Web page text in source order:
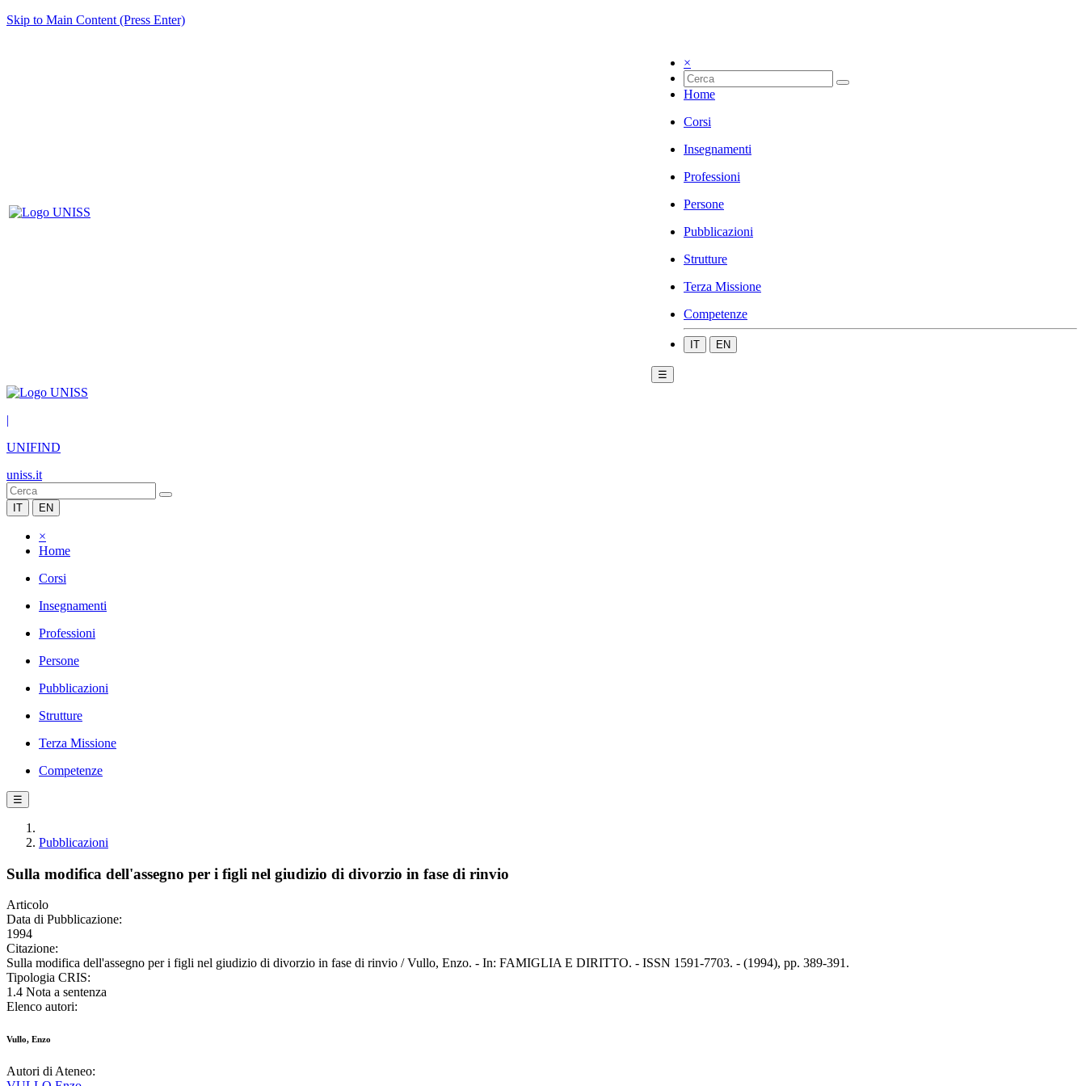
Skip to Main Content (Press Enter)
×
Home
Corsi
Insegnamenti
Professioni
Persone
Pubblicazioni
Strutture
Terza Missione
Competenze
IT EN
☰
|
UNIFIND
uniss.it
IT EN
×
Home
Corsi
Insegnamenti
Professioni
Persone
Pubblicazioni
Strutture
Terza Missione
Competenze
☰
Pubblicazioni
Sulla modifica dell'assegno per i figli nel giudizio di divorzio in fase di rinvio
Articolo
Data di Pubblicazione:
1994
Citazione:
Sulla modifica dell'assegno per i figli nel giudizio di divorzio in fase di rinvio / Vullo, Enzo. - In: FAMIGLIA E DIRITTO. - ISSN 1591-7703. - (1994), pp. 389-391.
Tipologia CRIS:
1.4 Nota a sentenza
Elenco autori:
Vullo, Enzo
Autori di Ateneo: